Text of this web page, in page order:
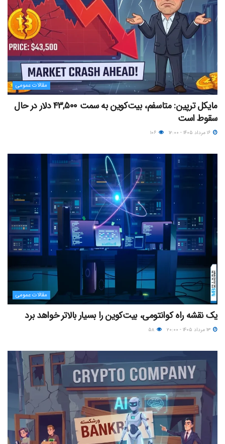
مقالات عمومی
مایکل ترپین: متاسفم، بیت‌کوین به سمت ۴۳,۵۰۰ دلار در حال
سقوط است
مقالات عمومی
یک نقشه راه کوانتومی، بیت‌کوین را بسیار بالاتر خواهد برد